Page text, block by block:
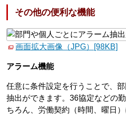
その他の便利な機能
画面拡大画像（JPG）[98KB]
アラーム機能
任意に条件設定を行うことで、
抽出ができます。36協定などの
ちろん、労働契約（時間、曜日